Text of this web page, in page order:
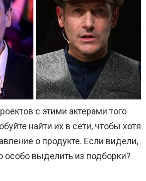
с этими актерами того
найти их в сети, чтобы хотя
о продукте. Если видели,
особо выделить из подборки?